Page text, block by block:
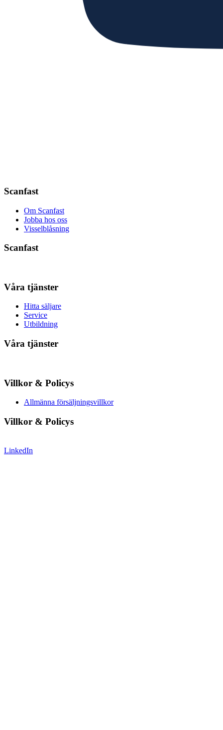
Scanfast
Om Scanfast
Jobba hos oss
Visselblåsning
Scanfast
Våra tjänster
Hitta säljare
Service
Utbildning
Våra tjänster
Villkor & Policys
Allmänna försäljningsvillkor
Villkor & Policys
LinkedIn